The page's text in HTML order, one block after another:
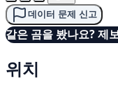
데이터 문제 신고
같은 곰을 봤나요? 제
위치